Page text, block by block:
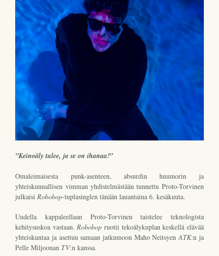
”Keinoäly tulee, ja se on ihanaa!”
Omaleimaisesta punk-asenteen, absurdin huumorin ja
yhteiskunnallisen vimman yhdistelmästään tunnettu Proto-Torvinen
julkaisi Robobop-tuplasinglen tänään lauantaina 6. kesäkuuta.
Uudella kappaleellaan Proto-Torvinen taistelee teknologista
kehitysuskoa vastaan. Robobop ruotii tekoälykuplan keskellä elävää
yhteiskuntaa ja asettuu samaan jatkumoon Maho NeitsyenATK:n ja
Pelle Miljoonan TV:n kanssa.